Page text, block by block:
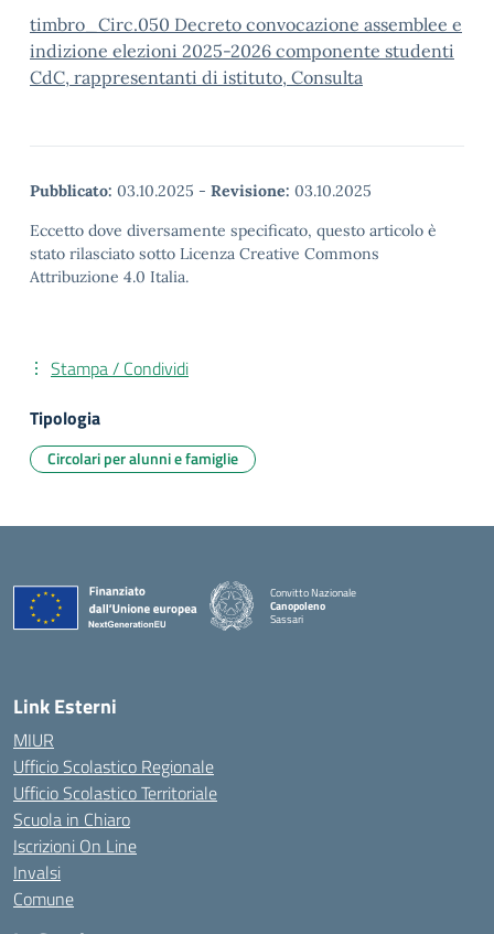
timbro_Circ.050 Decreto convocazione assemblee e
indizione elezioni 2025-2026 componente studenti
CdC, rappresentanti di istituto, Consulta
Pubblicato: 03.10.2025 - Revisione: 03.10.2025
Eccetto dove diversamente specificato, questo articolo è
stato rilasciato sotto Licenza Creative Commons
Attribuzione 4.0 Italia.
Stampa / Condividi
Tipologia
Circolari per alunni e famiglie
Convitto Nazionale
Canopoleno
Sassari
Link Esterni
MIUR
Ufficio Scolastico Regionale
Ufficio Scolastico Territoriale
Scuola in Chiaro
Iscrizioni On Line
Invalsi
Comune